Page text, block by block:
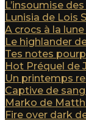
L’insoumise
Lunisia de Lois
A crocs à la
Le highlander
Tes notes
Hot Préquel de
Un printemps
Captive de
Marko de
Fire over dark